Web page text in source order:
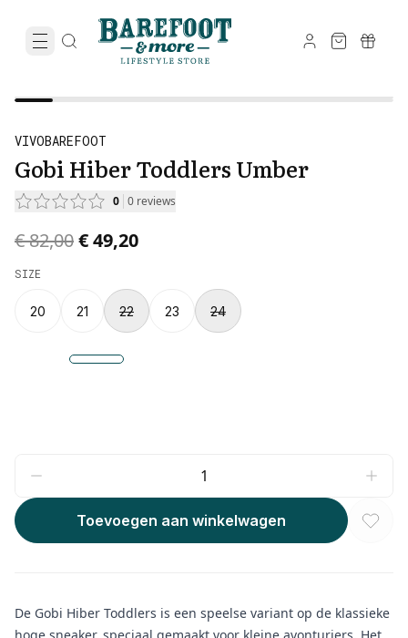
VIVOBAREFOOT
Gobi Hiber Toddlers Umber
0 0 reviews
Original price was € 82,00.
€ 82,00Current price is € 49,20.
€ 49,20
SIZE
20 21 22 23 24
Toevoegen aan winkelwagen
De Gobi Hiber Toddlers is een speelse variant op de klassieke